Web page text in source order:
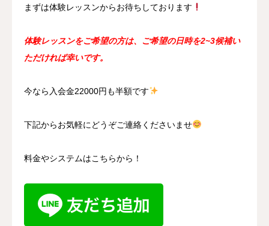
まずは体験レッスンからお待ちしております
体験レッスンをご希望の方は、ご希望の日時を2~3候補い
ただければ幸いです。
今なら入会金22000円も半額です
下記からお気軽にどうぞご連絡くださいませ
料金やシステムはこちらから！